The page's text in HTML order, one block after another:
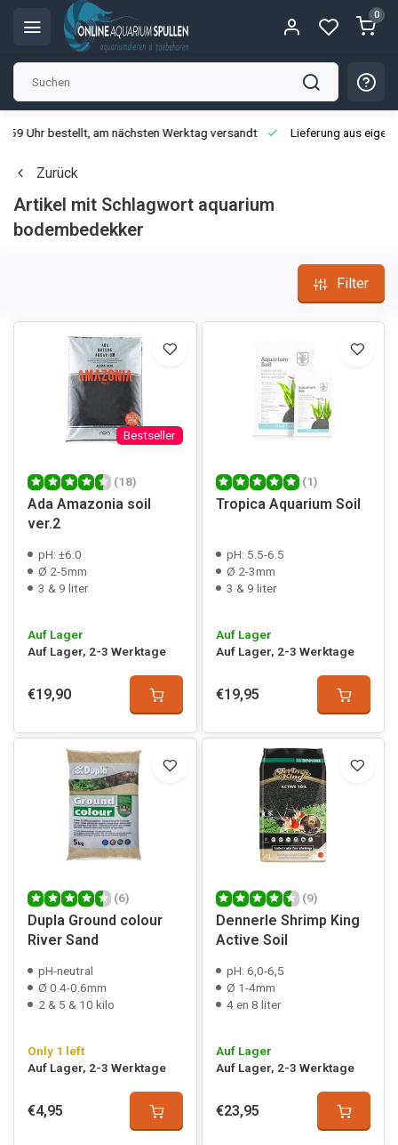
0
Uhr bestellt, am nächsten Werktag versandt Lieferung aus
Zurück
Artikel mit Schlagwort aquarium
bodembedekker
Filter
Bestseller
(18)
Ada Amazonia soil
ver.2
pH: ±6.0
Ø 2-5mm
3 & 9 liter
Auf Lager
Auf Lager, 2-3 Werktage
€19,90
(1)
Tropica Aquarium Soil
pH: 5.5-6.5
Ø 2-3mm
3 & 9 liter
Auf Lager
Auf Lager, 2-3 Werktage
€19,95
(6)
Dupla Ground colour
River Sand
pH-neutral
Ø 0.4-0.6mm
2 & 5 & 10 kilo
Only 1 left
Auf Lager, 2-3 Werktage
€4,95
(9)
Dennerle Shrimp King
Active Soil
pH: 6,0-6,5
Ø 1-4mm
4 en 8 liter
Auf Lager
Auf Lager, 2-3 Werktage
€23,95